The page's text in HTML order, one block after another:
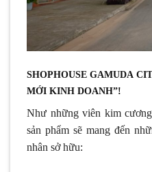
SHOPHOUSE GAMUDA
MỚI KINH DOANH”!
Như những viên kim
sản phẩm sẽ mang đến
nhân sở hữu: